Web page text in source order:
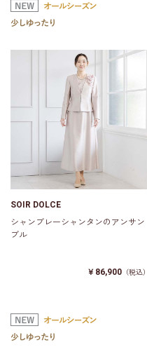
SOIR DOLCE
シャンブレーシャンタンのアンサン
ブル
￥86,900 （税込）